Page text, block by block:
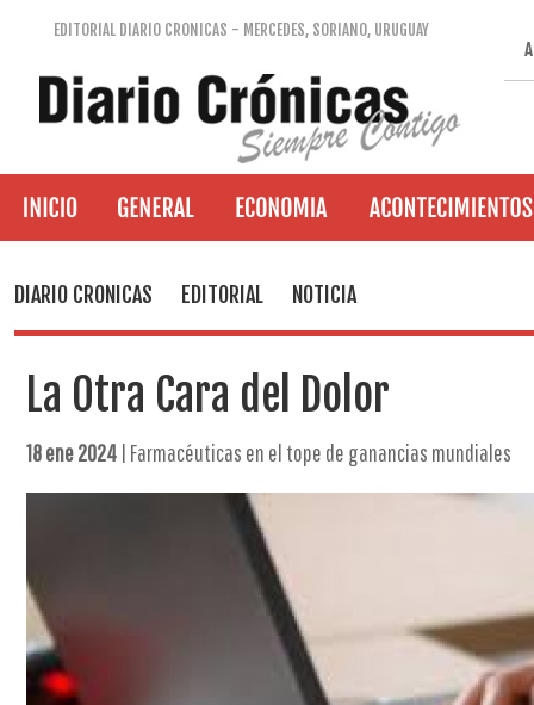
EDITORIAL DIARIO CRONICAS - MERCEDES, SORIANO, URUGUAY
DIARIO CRONICAS EDITORIAL NOTICIA
La Otra Cara del Dolor
18 ene 2024 | Farmacéuticas en el tope de ganancias mundiales